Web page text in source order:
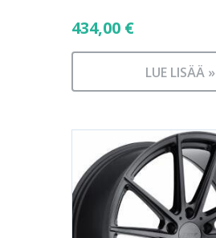
434,00 €
LUE LISÄÄ »